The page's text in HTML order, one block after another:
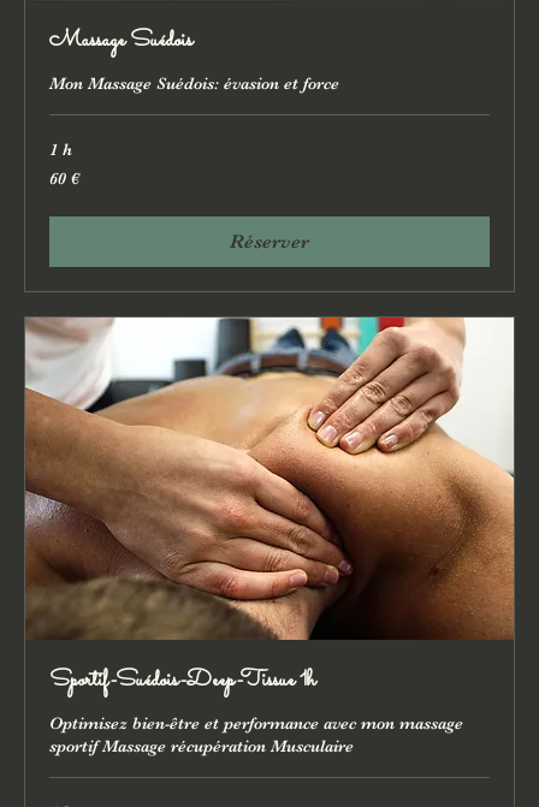
Massage Suédois
Mon Massage Suédois: évasion et force
1 h
60
euros
60 €
Réserver
Sportif-Suédois-Deep-Tissue 1h
Optimisez bien-être et performance avec mon massage
sportif Massage récupération Musculaire